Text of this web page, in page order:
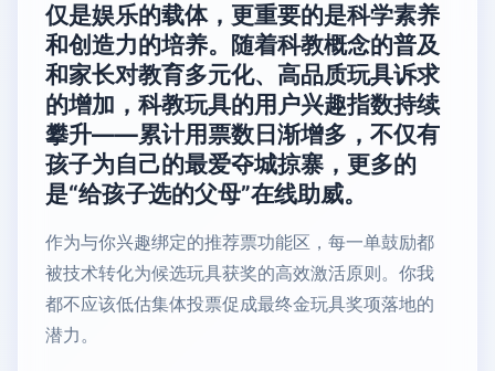
仅是娱乐的载体，更重要的是科学素养
和创造力的培养。随着科教概念的普及
和家长对教育多元化、高品质玩具诉求
的增加，科教玩具的用户兴趣指数持续
攀升——累计用票数日渐增多，不仅有
孩子为自己的最爱夺城掠寨，更多的
是“给孩子选的父母”在线助威。
作为与你兴趣绑定的推荐票功能区，每一单鼓励都
被技术转化为候选玩具获奖的高效激活原则。你我
都不应该低估集体投票促成最终金玩具奖项落地的
潜力。